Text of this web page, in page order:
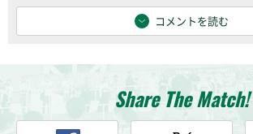
コメントを読む
Share The Match!